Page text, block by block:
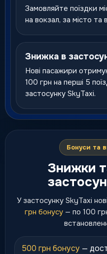
Замовляйте поїздки
на вокзал, за місто та в
Знижка в
Нові пасажири
100 грн на перші 5
застосунку SkyTaxi.
Бонуси та
Знижки
У застосунку SkyTaxi
грн бонусу — по 100
500 грн бонусу —